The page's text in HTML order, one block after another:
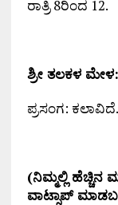
ರಾತ್ರಿ 8ರಿಂದ 12.
ಶ್ರೀ ತಲಕಳ ಮೇಳ:
ಪ್ರಸಂಗ:
(ನಿಮ್ಮಲ್ಲಿ ಹೆಚ್ಚಿನ
ವಾಟ್ಸಾಪ್